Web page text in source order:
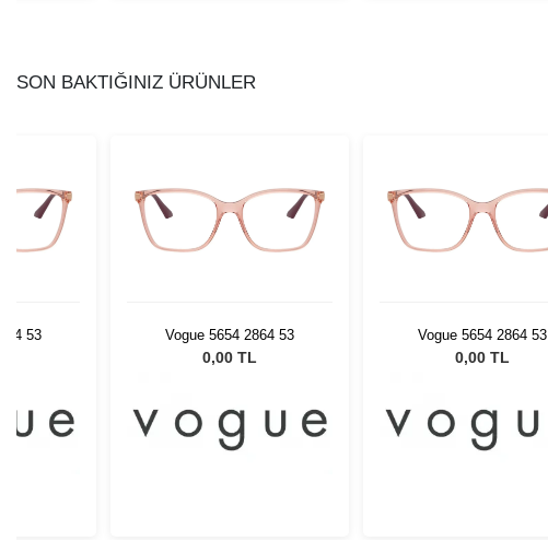
SON BAKTIĞINIZ ÜRÜNLER
53 Vogue 5654 2864 53
0,00 TL
Vogue 5654 2864 53
0,00 TL